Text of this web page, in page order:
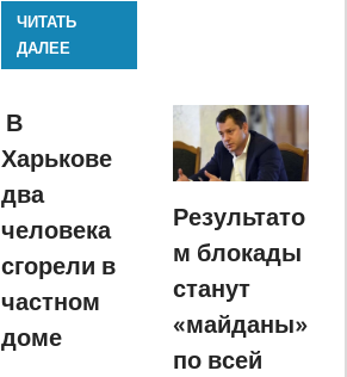
ЧИТАТЬ
ДАЛЕЕ
В
Харькове
два
человека
сгорели в
частном
доме
Результато
м блокады
станут
«майданы»
по всей